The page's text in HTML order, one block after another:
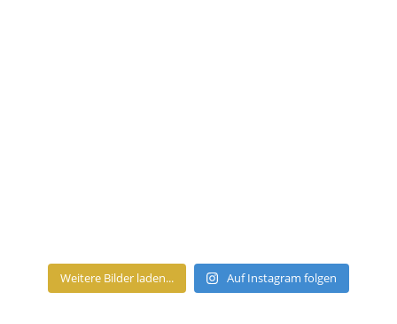
Weitere Bilder laden... Auf Instagram folgen